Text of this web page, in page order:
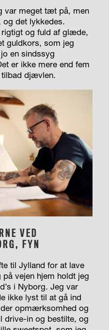
var meget tæt på, men
og det lykkedes.
og fuld af glæde,
guldkors, som jeg
en sindssyg
er ikke mere end fem
djævlen.
VED
FYN
til Jylland for at lave
vejen hjem holdt jeg
i Nyborg. Jeg var
ikke lyst til at gå ind
opmærksomhed og
drive-in og bestilte, og